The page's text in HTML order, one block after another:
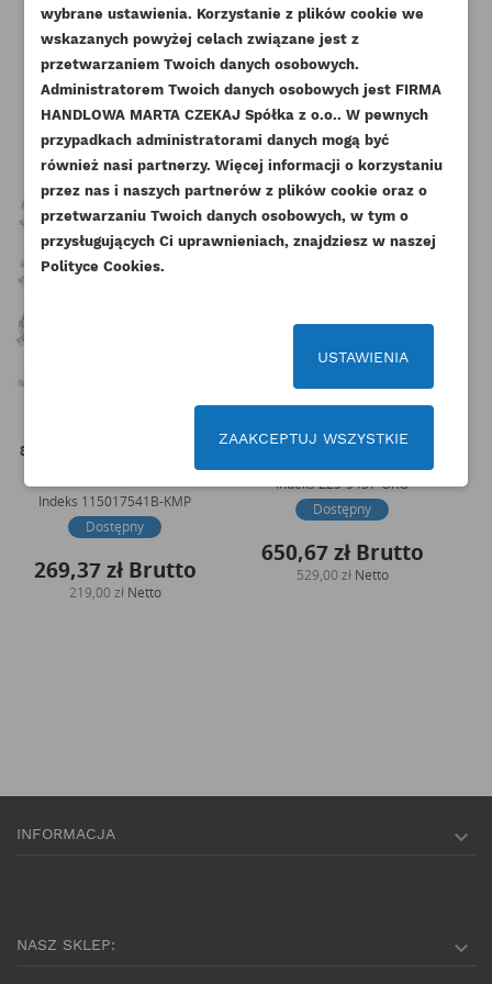
DODAJ DO LISTY ŻYCZEŃ
add_circle_outline Stwórz nową listę życzeń
NAZWA LISTY ŻYCZEŃ
Anuluj Utwórz listę życzeń
Musisz być zalogowany by zapisać produkty na
swojej liście życzeń.
Anuluj Zaloguj się
Pozostałe produkty w tej kategorii:
84MM +0,50 Z PIERŚCIENIAMI
Indeks 115017541B-KMP
Dostępny
269,37 złBrutto
219,00 zł Netto
CAT TŁOK KOMPLETNY 105MM Z
Indeks225-5437-ORG
Dostępny
650,67 złBrutto
529,00 zł Netto
INFORMACJA 
NASZ SKLEP: 
wybrane ustawienia. Korzystanie z plików cookie we
wskazanych powyżej celach związane jest z
przetwarzaniem Twoich danych osobowych.
Administratorem Twoich danych osobowych jest FIRMA
HANDLOWA MARTA CZEKAJ Spółka z o.o.. W pewnych
przypadkach administratorami danych mogą być
również nasi partnerzy. Więcej informacji o korzystaniu
przez nas i naszych partnerów z plików cookie oraz o
przetwarzaniu Twoich danych osobowych, w tym o
przysługujących Ci uprawnieniach, znajdziesz w naszej
Polityce Cookies.
USTAWIENIA
ZAAKCEPTUJ WSZYSTKIE